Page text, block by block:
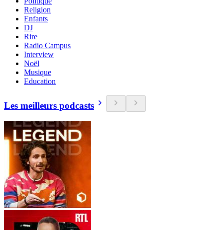
Religion
Enfants
DJ
Rire
Radio Campus
Interview
Noël
Musique
Education
Les meilleurs podcasts